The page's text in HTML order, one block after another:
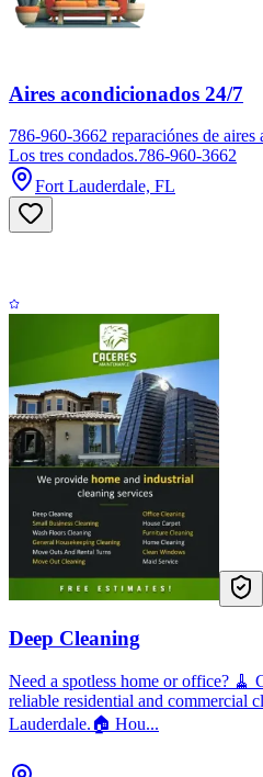
Aires acondicionados 24/7
786-960-3662 reparaciónes de
Los tres condados.786-960-3662
Fort Lauderdale, FL
Deep Cleaning
Need a spotless home or office? 🧹
reliable residential and commercial
Lauderdale.🏠 Hou...